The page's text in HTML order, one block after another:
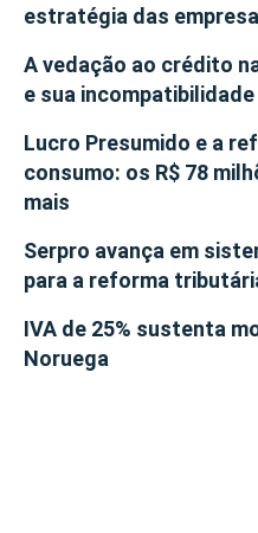
estratégia das
A vedação ao crédito
e sua
Lucro Presumido e a
consumo: os R$ 78
mais
Serpro avança em
para a reforma
IVA de 25% sustenta
Noruega